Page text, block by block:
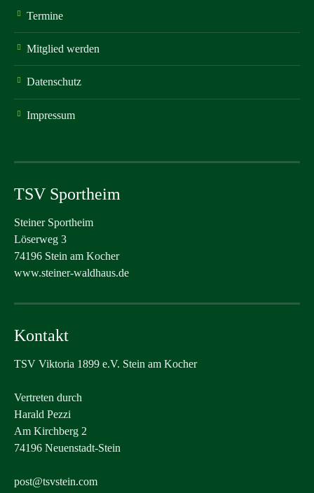
Termine
Mitglied werden
Datenschutz
Impressum
TSV Sportheim
Steiner Sportheim
Löserweg 3
74196 Stein am Kocher
www.steiner-waldhaus.de
Kontakt
TSV Viktoria 1899 e.V. Stein am Kocher
Vertreten durch
Harald Pezzi
Am Kirchberg 2
74196 Neuenstadt-Stein
post@tsvstein.com